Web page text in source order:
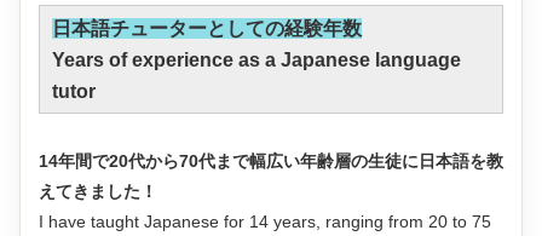
日本語チューターとしての経験年数
Years of experience as a Japanese language
tutor
14年間で20代から70代まで幅広い年齢層の生徒に日本語を教
えてきました！
I have taught Japanese for 14 years, ranging from 20 to 75